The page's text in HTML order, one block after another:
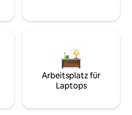
Arbeitsplatz für
Laptops